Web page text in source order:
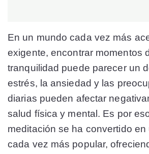
En un mundo cada vez más
exigente, encontrar momentos
tranquilidad puede parecer un
estrés, la ansiedad y las
diarias pueden afectar
salud física y mental. Es por
meditación se ha convertido en
cada vez más popular,